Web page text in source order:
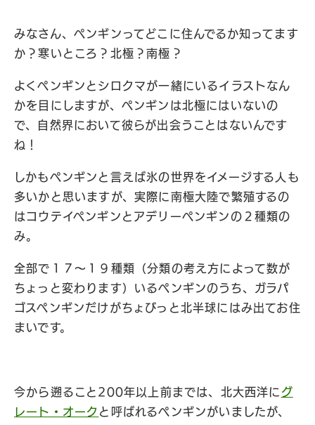
みなさん、ペンギンってどこに住んでるか知ってます
か？寒いところ？北極？南極？
よくペンギンとシロクマが一緒にいるイラストなん
かを目にしますが、ペンギンは北極にはいないの
で、自然界において彼らが出会うことはないんです
ね！
しかもペンギンと言えば氷の世界をイメージする人も
多いかと思いますが、実際に南極大陸で繁殖するの
はコウテイペンギンとアデリーペンギンの２種類の
み。
全部で１７〜１９種類（分類の考え方によって数が
ちょっと変わります）いるペンギンのうち、ガラパ
ゴスペンギンだけがちょびっと北半球にはみ出てお住
まいです。
今から遡ること200年以上前までは、北大西洋に グ
レート・オーク と呼ばれるペンギンがいましたが、